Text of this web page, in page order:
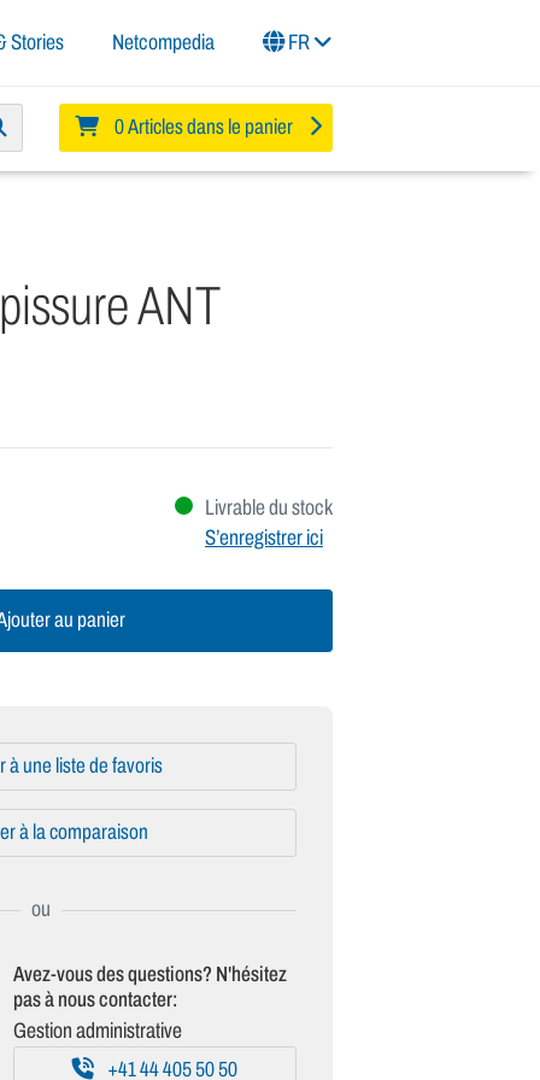
Stories Netcompedia FR
0 Articles dans le panier
ANT
Livrable du stock
S’enregistrer ici
au panier
à une liste de favoris
à la comparaison
Avez-vous des questions? N'hésitez
pas à nous contacter:
Gestion administrative
+41 44 405 50 50